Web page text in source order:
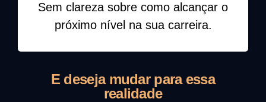
Sem clareza sobre como alcançar o
próximo nível na sua carreira.
E deseja mudar para essa
realidade